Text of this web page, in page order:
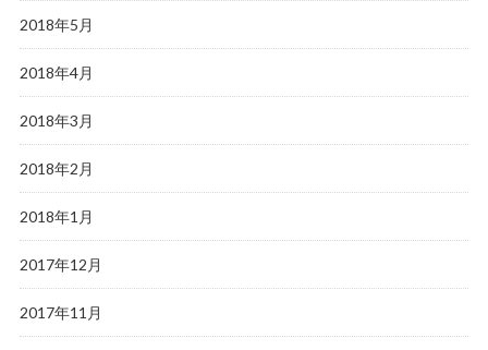
2018年5月
2018年4月
2018年3月
2018年2月
2018年1月
2017年12月
2017年11月